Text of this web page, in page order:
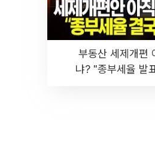
부동산 세제개편
냐? "종부세율 발